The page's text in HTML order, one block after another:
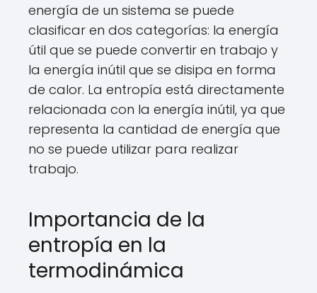
energía de un sistema se puede
clasificar en dos categorías: la energía
útil que se puede convertir en trabajo y
la energía inútil que se disipa en forma
de calor. La entropía está directamente
relacionada con la energía inútil, ya que
representa la cantidad de energía que
no se puede utilizar para realizar
trabajo.
Importancia de la
entropía en la
termodinámica